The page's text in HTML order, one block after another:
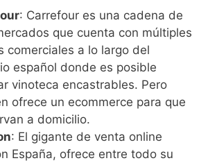
: Carrefour es una cadena de
que cuenta con múltiples
comerciales a lo largo del
español donde es posible
vinoteca encastrables. Pero
ofrece un ecommerce para que
a domicilio.
: El gigante de venta online
España, ofrece entre todo su